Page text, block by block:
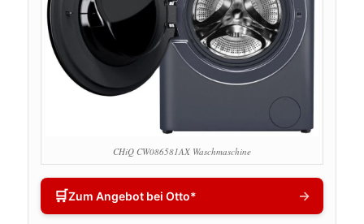
CHiQ CW086581AX Waschmaschine
🛒Zum Angebot bei Otto* →